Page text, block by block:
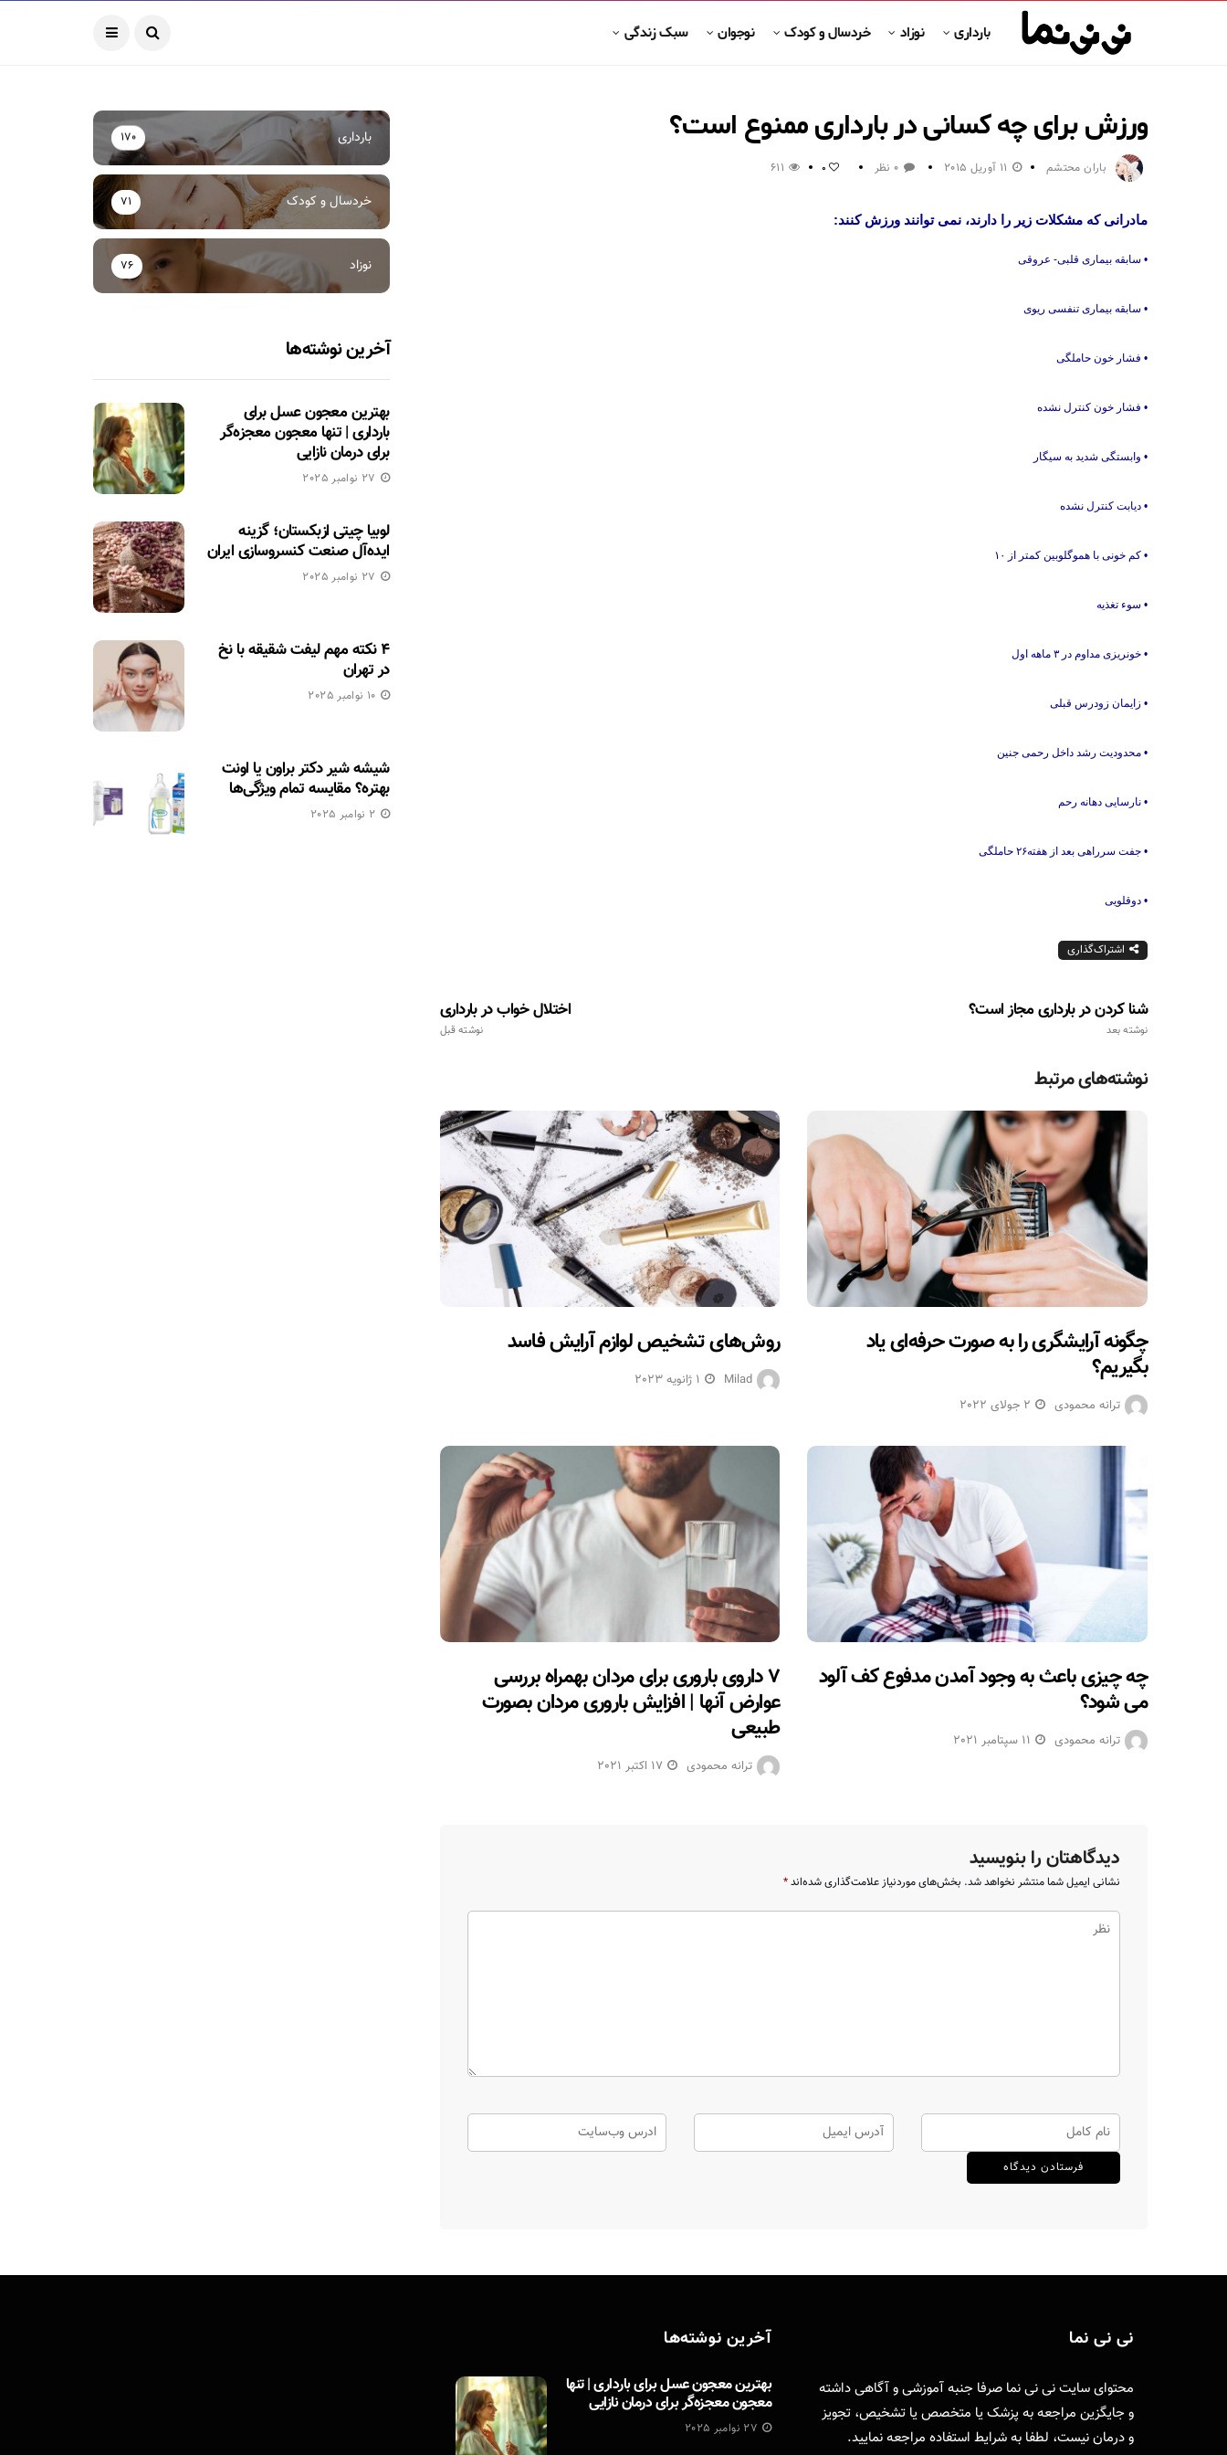
بارداری نوزاد خردسال و کودک نوجوان سبک زندگی
ورزش برای چه کسانی در بارداری ممنوع است؟
باران محتشم 11 آوریل 2015 0 نظر 0
611
مادرانی که مشکلات زیر را دارند، نمی توانند ورزش کنند:
• سابقه بیماری قلبی- عروقی
• سابقه بیماری تنفسی ریوی
• فشار خون حاملگی
• فشار خون کنترل نشده
• وابستگی شدید به سیگار
• دیابت کنترل نشده
• کم خونی با هموگلوبین کمتر از ۱۰
• سوء تغذیه
• خونریزی مداوم در ۳ ماهه اول
• زایمان زودرس قبلی
• محدودیت رشد داخل رحمی جنین
• نارسایی دهانه رحم
• جفت سرراهی بعد از هفته۲۶ حاملگی
• دوقلویی
اشتراک‌گذاری
اختلال خواب در بارداری
نوشته قبل
شنا کردن در بارداری مجاز است؟
نوشته بعد
نوشته‌های مرتبط
روش‌های تشخیص لوازم آرایش فاسد
Milad 1 ژانویه 2023
چگونه آرایشگری را به صورت حرفه‌ای یاد
بگیریم؟
ترانه محمودی 2 جولای 2022
۷ داروی باروری برای مردان بهمراه بررسی
عوارض آنها | افزایش باروری مردان بصورت
طبیعی
ترانه محمودی 17 اکتبر 2021
چه چیزی باعث به وجود آمدن مدفوع کف آلود
می شود؟
ترانه محمودی 11 سپتامبر 2021
دیدگاهتان را بنویسید
نشانی ایمیل شما منتشر نخواهد شد. بخش‌های موردنیاز علامت‌گذاری شده‌اند*
بارداری 170
خردسال و کودک 71
نوزاد 76
آخرین نوشته‌ها
بهترین معجون عسل برای
بارداری | تنها معجون معجزه‌گر
برای درمان نازایی
27 نوامبر 2025
لوبیا چیتی ازبکستان؛ گزینه
ایده‌آل صنعت کنسروسازی ایران
27 نوامبر 2025
۴ نکته مهم لیفت شقیقه با نخ
در تهران
10 نوامبر 2025
شیشه شیر دکتر براون یا اونت
بهتره؟ مقایسه تمام ویژگی‌ها
2 نوامبر 2025
نی نی نما
محتوای سایت نی نی نما صرفا جنبه آموزشی و آگاهی داشته
و جایگزین مراجعه به پزشک یا متخصص یا تشخیص، تجویز
و درمان نیست، لطفا بهشرایط استفاده مراجعه نمایید.
آخرین نوشته‌ها
بهترین معجون عسل برای بارداری | تنها
معجون معجزه‌گر برای درمان نازایی
27 نوامبر 2025